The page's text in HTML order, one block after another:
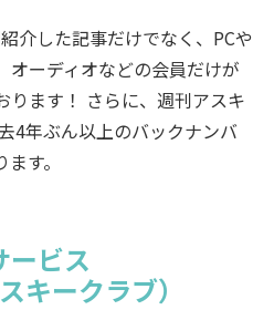
介した記事だけでなく、PCや
オーディオなどの会員だけが
ります！ さらに、週刊アスキ
4年ぶん以上のバックナンバ
す。
ービス
キークラブ）